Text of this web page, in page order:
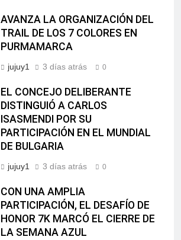
AVANZA LA ORGANIZACIÓN DEL
TRAIL DE LOS 7 COLORES EN
PURMAMARCA
jujuy1 3 días atrás 0
EL CONCEJO DELIBERANTE
DISTINGUIÓ A CARLOS
ISASMENDI POR SU
PARTICIPACIÓN EN EL MUNDIAL
DE BULGARIA
jujuy1 3 días atrás 0
CON UNA AMPLIA
PARTICIPACIÓN, EL DESAFÍO DE
HONOR 7K MARCÓ EL CIERRE DE
LA SEMANA AZUL